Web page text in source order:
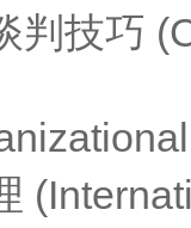
判技巧